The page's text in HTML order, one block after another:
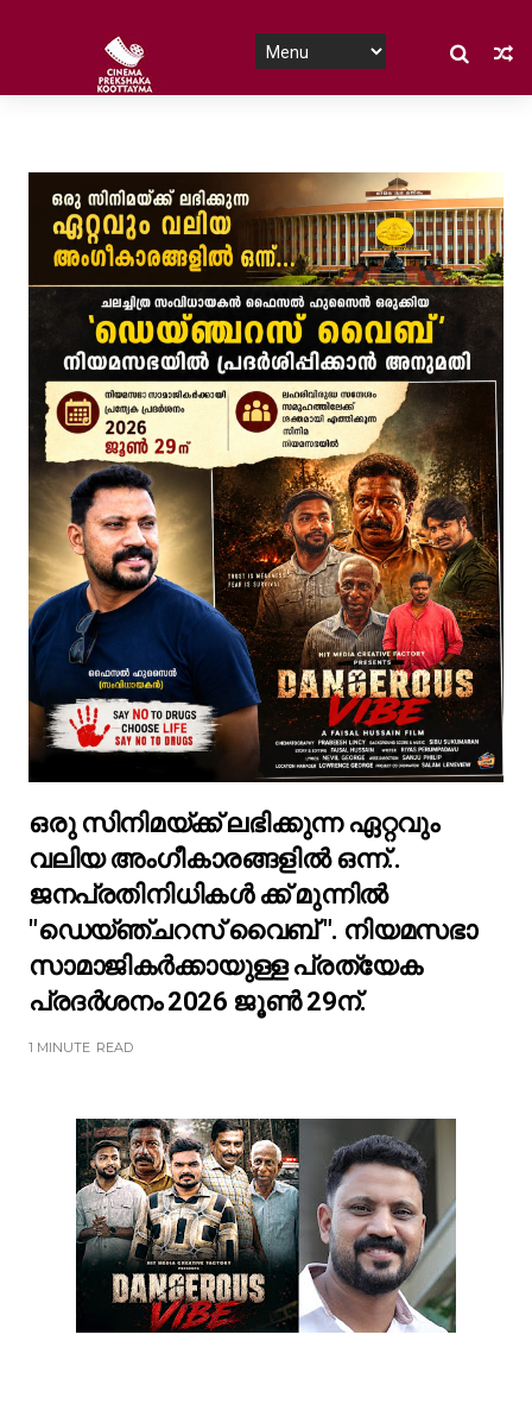
ഒരു സിനിമയ്ക്ക് ലഭിക്കുന്ന ഏറ്റവും
വലിയ അംഗീകാരങ്ങളിൽ ഒന്ന്..
ജനപ്രതിനിധികൾ ക്ക് മുന്നിൽ
"ഡെയ്ഞ്ചറസ് വൈബ് ". നിയമസഭാ
സാമാജികർക്കായുള്ള പ്രത്യേക
പ്രദർശനം 2026 ജൂൺ 29ന്.
1 MINUTE READ